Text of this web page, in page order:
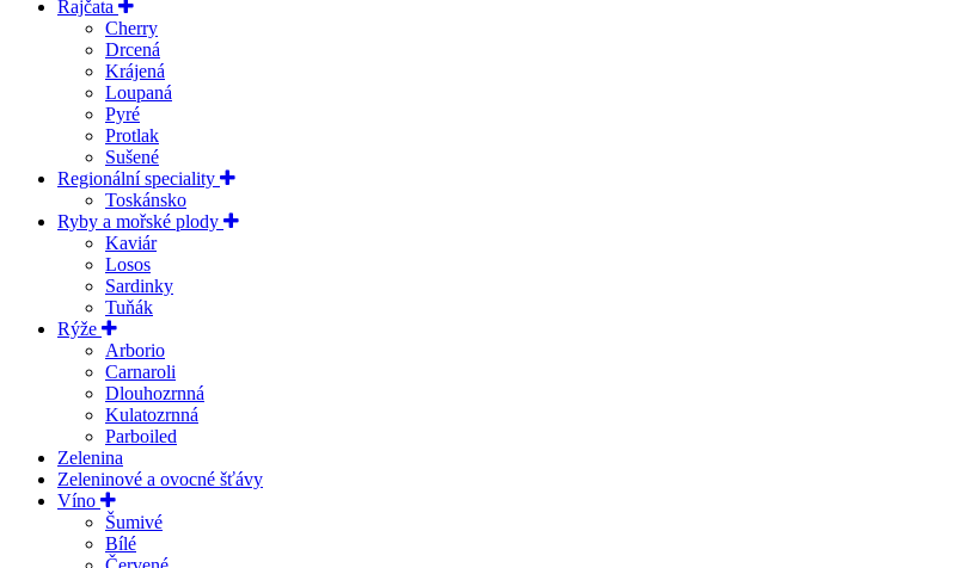
Rajčata
Cherry
Drcená
Krájená
Loupaná
Pyré
Protlak
Sušené
Regionální speciality
Toskánsko
Ryby a mořské plody
Kaviár
Losos
Sardinky
Tuňák
Rýže
Arborio
Carnaroli
Dlouhozrnná
Kulatozrnná
Parboiled
Zelenina
Zeleninové a ovocné šťávy
Víno
Šumivé
Bílé